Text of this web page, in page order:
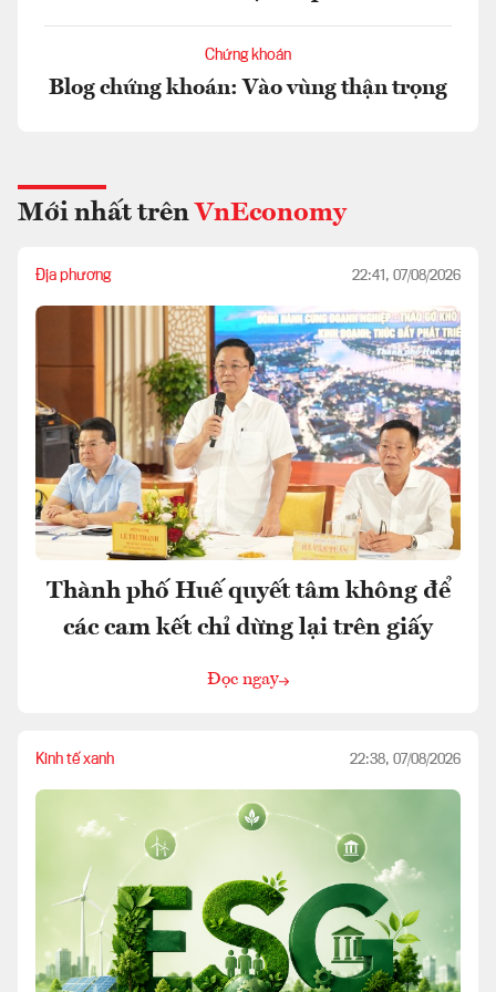
Chứng khoán
Blog chứng khoán: Vào vùng thận trọng
Mới nhất trên VnEconomy
Địa phương 22:41, 07/08/2026
Thành phố Huế quyết tâm không để
các cam kết chỉ dừng lại trên giấy
Đọc ngay
Kinh tế xanh 22:38, 07/08/2026